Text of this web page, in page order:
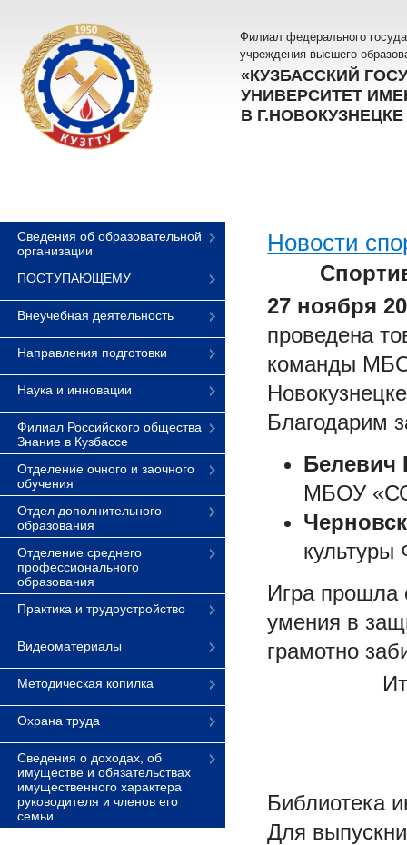
Филиал федерального
учреждения высшего
«КУЗБАССКИЙ
УНИВЕРСИТЕТ
В Г.НОВОКУЗНЕЦКЕ
Сведения об образовательной
организации
ПОСТУПАЮЩЕМУ
Внеучебная деятельность
Направления подготовки
Наука и инновации
Филиал Российского общества
Знание в Кузбассе
Отделение очного и заочного
обучения
Отдел дополнительного
образования
Отделение среднего
профессионального
образования
Практика и трудоустройство
Видеоматериалы
Методическая копилка
Охрана труда
Сведения о доходах, об
имуществе и обязательствах
имущественного характера
руководителя и членов его
семьи
Новости
27 ноября
проведена
команды
Благодарим
Белевич
МБОУ
культуры
Игра прошла
умения в
грамотно
Библиотека
Для